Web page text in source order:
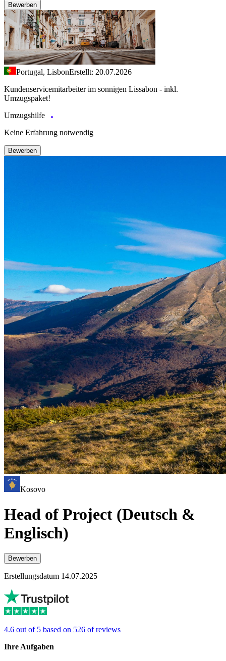
Bewerben
Portugal, LisbonErstellt: 20.07.2026
Kundenservicemitarbeiter im sonnigen Lissabon - inkl.
Umzugspaket!
Umzugshilfe
Keine Erfahrung notwendig
Bewerben
Kosovo
Head of Project (Deutsch &
Englisch)
Bewerben
Erstellungsdatum 14.07.2025
4.6 out of 5 based on 526 of reviews
Ihre Aufgaben